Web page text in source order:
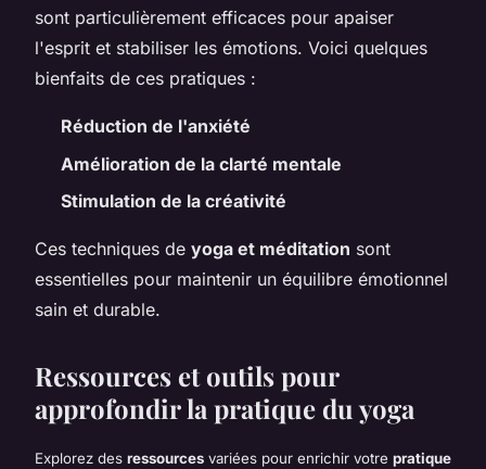
sont particulièrement efficaces pour apaiser
l'esprit et stabiliser les émotions. Voici quelques
bienfaits de ces pratiques :
Réduction de l'anxiété
Amélioration de la clarté mentale
Stimulation de la créativité
Ces techniques de yoga et méditation sont
essentielles pour maintenir un équilibre émotionnel
sain et durable.
Ressources et outils pour
approfondir la pratique du yoga
Explorez des ressources variées pour enrichir votre pratique